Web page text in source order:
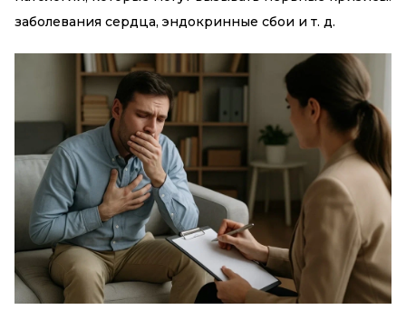
заболевания сердца, эндокринные сбои и т. д.